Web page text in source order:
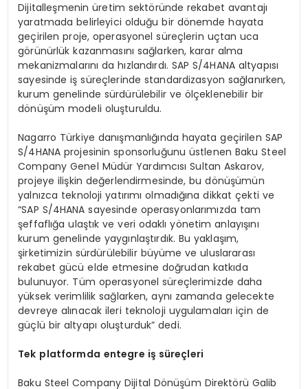
Dijitalleşmenin üretim sektöründe rekabet avantajı
yaratmada belirleyici olduğu bir dönemde hayata
geçirilen proje, operasyonel süreçlerin uçtan uca
görünürlük kazanmasını sağlarken, karar alma
mekanizmalarını da hızlandırdı. SAP S/4HANA altyapısı
sayesinde iş süreçlerinde standardizasyon sağlanırken,
kurum genelinde sürdürülebilir ve ölçeklenebilir bir
dönüşüm modeli oluşturuldu.
Nagarro Türkiye danışmanlığında hayata geçirilen SAP
S/4HANA projesinin sponsorluğunu üstlenen Baku Steel
Company Genel Müdür Yardımcısı Sultan Askarov,
projeye ilişkin değerlendirmesinde, bu dönüşümün
yalnızca teknoloji yatırımı olmadığına dikkat çekti ve
“SAP S/4HANA sayesinde operasyonlarımızda tam
şeffaflığa ulaştık ve veri odaklı yönetim anlayışını
kurum genelinde yaygınlaştırdık. Bu yaklaşım,
şirketimizin sürdürülebilir büyüme ve uluslararası
rekabet gücü elde etmesine doğrudan katkıda
bulunuyor. Tüm operasyonel süreçlerimizde daha
yüksek verimlilik sağlarken, aynı zamanda gelecekte
devreye alınacak ileri teknoloji uygulamaları için de
güçlü bir altyapı oluşturduk” dedi.
Tek platformda entegre iş süreçleri
Baku Steel Company Dijital Dönüşüm Direktörü Galib